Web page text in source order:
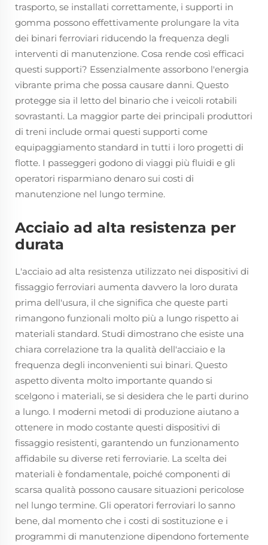
trasporto, se installati correttamente, i supporti in
gomma possono effettivamente prolungare la vita
dei binari ferroviari riducendo la frequenza degli
interventi di manutenzione. Cosa rende così efficaci
questi supporti? Essenzialmente assorbono l'energia
vibrante prima che possa causare danni. Questo
protegge sia il letto del binario che i veicoli rotabili
sovrastanti. La maggior parte dei principali produttori
di treni include ormai questi supporti come
equipaggiamento standard in tutti i loro progetti di
flotte. I passeggeri godono di viaggi più fluidi e gli
operatori risparmiano denaro sui costi di
manutenzione nel lungo termine.
Acciaio ad alta resistenza per
durata
L'acciaio ad alta resistenza utilizzato nei dispositivi di
fissaggio ferroviari aumenta davvero la loro durata
prima dell'usura, il che significa che queste parti
rimangono funzionali molto più a lungo rispetto ai
materiali standard. Studi dimostrano che esiste una
chiara correlazione tra la qualità dell'acciaio e la
frequenza degli inconvenienti sui binari. Questo
aspetto diventa molto importante quando si
scelgono i materiali, se si desidera che le parti durino
a lungo. I moderni metodi di produzione aiutano a
ottenere in modo costante questi dispositivi di
fissaggio resistenti, garantendo un funzionamento
affidabile su diverse reti ferroviarie. La scelta dei
materiali è fondamentale, poiché componenti di
scarsa qualità possono causare situazioni pericolose
nel lungo termine. Gli operatori ferroviari lo sanno
bene, dal momento che i costi di sostituzione e i
programmi di manutenzione dipendono fortemente